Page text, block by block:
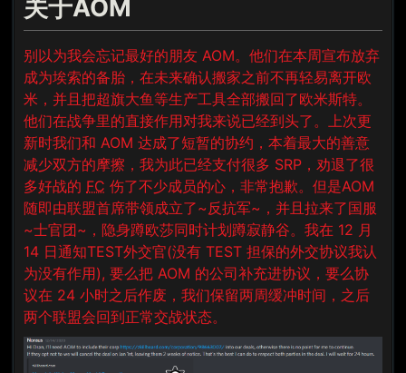
关于AOM
别以为我会忘记最好的朋友 AOM。他们在本周宣布放弃
成为埃索的备胎，在未来确认搬家之前不再轻易离开欧
米，并且把超旗大鱼等生产工具全部搬回了欧米斯特。
他们在战争里的直接作用对我来说已经到头了。上次更
新时我们和 AOM 达成了短暂的协约，本着最大的善意
减少双方的摩擦，我为此已经支付很多 SRP，劝退了很
多好战的 FC 伤了不少成员的心，非常抱歉。但是AOM
随即由联盟首席带领成立了~反抗军~，并且拉来了国服
~士官团~，隐身蹲欧莎同时计划蹲寂静谷。我在 12 月
14 日通知TEST外交官(没有 TEST 担保的外交协议我认
为没有作用), 要么把 AOM 的公司补充进协议，要么协
议在 24 小时之后作废，我们保留两周缓冲时间，之后
两个联盟会回到正常交战状态。